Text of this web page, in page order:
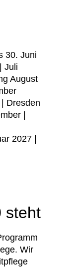
30. Juni
Juli
August
Dresden
|
2027 |
steht
Wir